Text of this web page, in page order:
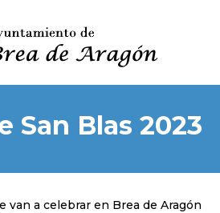
San Blas 2023
van a celebrar en Brea de Aragón